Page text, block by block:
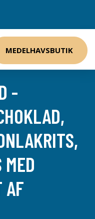
MEDELHAVSBUTIK
-
AF